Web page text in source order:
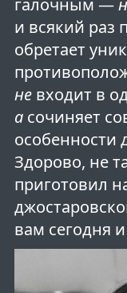
галочным —
и всякий раз
обретает
невходит в
асочиняет
особенности
Здорово, не
приготовил
вам сегодня